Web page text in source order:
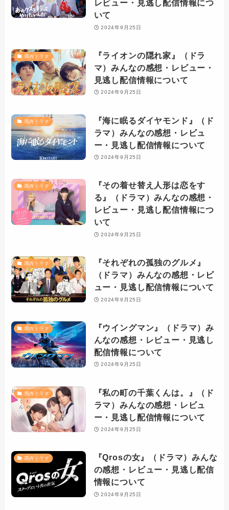
レビュー・見逃し配信情報につ
いて
2024年9月25日
国内ドラマ
『ライオンの隠れ家』（ドラ
マ）みんなの感想・レビュー・
見逃し配信情報について
2024年9月25日
国内ドラマ
『海に眠るダイヤモンド』（ド
ラマ）みんなの感想・レビュ
ー・見逃し配信情報について
2024年9月25日
国内ドラマ
『その着せ替え人形は恋をす
る』（ドラマ）みんなの感想・
レビュー・見逃し配信情報につ
いて
2024年9月25日
国内ドラマ
『それぞれの孤独のグルメ』
（ドラマ）みんなの感想・レビ
ュー・見逃し配信情報について
2024年9月25日
国内ドラマ
『ウイングマン』（ドラマ）み
んなの感想・レビュー・見逃し
配信情報について
2024年9月25日
国内ドラマ
『私の町の千葉くんは。』（ド
ラマ）みんなの感想・レビュ
ー・見逃し配信情報について
2024年9月25日
国内ドラマ
『Qrosの女』（ドラマ）みんな
の感想・レビュー・見逃し配信
情報について
2024年9月25日